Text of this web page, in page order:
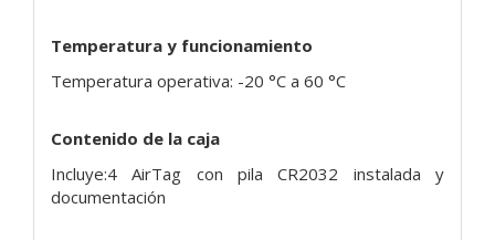
Temperatura y funcionamiento
Temperatura operativa: -20 °C a 60 °C
Contenido de la caja
Incluye:4 AirTag con pila CR2032 instalada y
documentación